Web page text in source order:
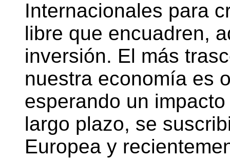
Internacionales para
libre que encuadren,
inversión. El más
nuestra economía es
esperando un
largo plazo, se
Europea y